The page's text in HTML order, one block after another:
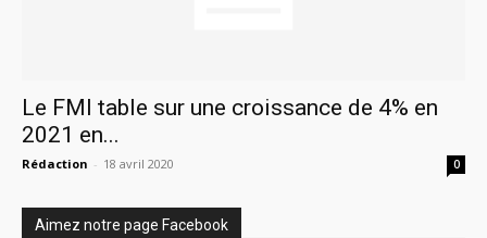
Le FMI table sur une croissance de 4% en
2021 en...
Rédaction - 18 avril 2020 0
Aimez notre page Facebook